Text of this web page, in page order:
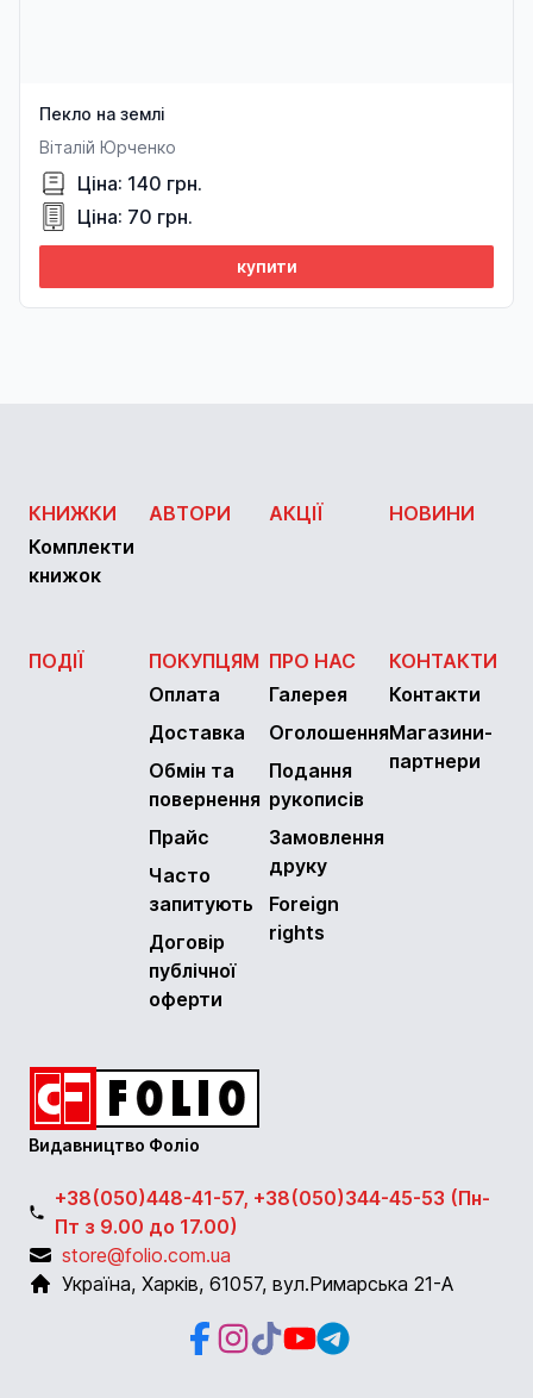
Пекло на землі
Віталій Юрченко
Ціна: 140 грн.
Ціна: 70 грн.
купити
КНИЖКИ
Комплекти
книжок
АВТОРИ АКЦІЇ НОВИНИ
ПОДІЇ
ПОКУПЦЯМ
Оплата
Доставка
Обмін та
повернення
Прайс
Часто
запитують
Договір
публічної
оферти
ПРО НАС
Галерея
Оголошення
Подання
рукописів
Замовлення
друку
Foreign
rights
КОНТАКТИ
Контакти
Магазини-
партнери
Видавництво Фоліо
+38(050)448-41-57, +38(050)344-45-53 (Пн-
Пт з 9.00 до 17.00)
store@folio.com.ua
Україна, Харків, 61057, вул.Римарська 21-А
Facebook
Instagram
Instagram
YoutubeTelegram